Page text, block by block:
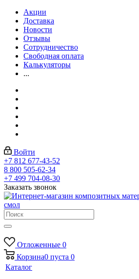
Акции
Доставка
Новости
Отзывы
Сотрудничество
Свободная оплата
Калькуляторы
...
Войти
+7 812 677-43-52
8 800 505-62-34
+7 499 704-08-30
Заказать звонок
Отложенные 0
Корзина0 пуста 0
Каталог